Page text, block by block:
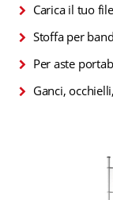
Carica il tuo
Stoffa per
Per aste
Ganci,